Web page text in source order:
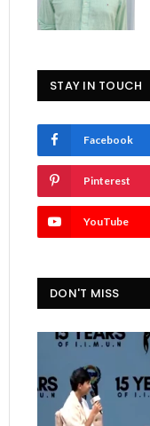
STAY IN TOUCH
Facebook
Pinterest
YouTube
DON'T MISS